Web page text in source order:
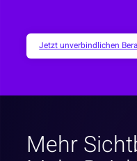
Jetzt unverbindlichen
Mehr